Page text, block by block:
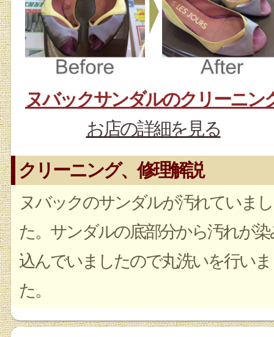
ヌバックサンダルのクリーニン
お店の詳細を見る
クリーニング、修理解説
ヌバックのサンダルが汚れていまし
た。サンダルの底部分から汚れが染
込んでいましたので丸洗いを行い
た。